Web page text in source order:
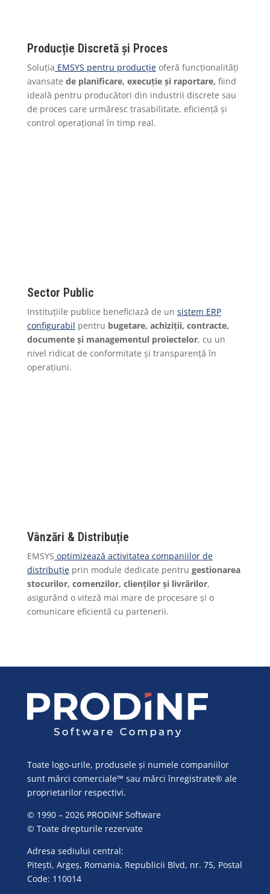
Producție Discretă și Proces
Soluția EMSYS pentru producțieoferă funcționalități
avansate de planificare, execuție și raportare, fiind
ideală pentru producători din industrii discrete sau
de proces care urmăresc trasabilitate, eficiență și
control operațional în timp real.
Sector Public
Instituțiile publice beneficiază de un sistem ERP
configurabil pentru bugetare, achiziții, contracte,
documente și managementul proiectelor, cu un
nivel ridicat de conformitate și transparență în
operațiuni.
Vânzări & Distribuție
EMSYS optimizează activitatea companiilor de
distribuțieprin module dedicate pentru gestionarea
stocurilor, comenzilor, clienților și livrărilor,
asigurând o viteză mai mare de procesare și o
comunicare eficientă cu partenerii.
Toate logo-urile, produsele și numele companiilor
sunt mărci comerciale™ sau mărci înregistrate® ale
proprietarilor respectivi.
© 1990 – 2026 PRODiNF Software
© Toate drepturile rezervate
Adresa sediului central:
Pitești, Argeș, Romania, Republicii Blvd, nr. 75, Postal
Code: 110014